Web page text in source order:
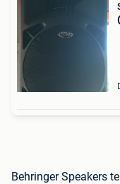
Behringer Speakers